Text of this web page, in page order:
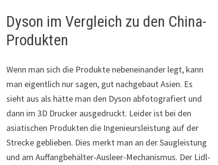
Dyson im Vergleich zu den China-
Produkten
Wenn man sich die Produkte nebeneinander legt, kann
man eigentlich nur sagen, gut nachgebaut Asien. Es
sieht aus als hätte man den Dyson abfotografiert und
dann im 3D Drucker ausgedruckt. Leider ist bei den
asiatischen Produkten die Ingenieursleistung auf der
Strecke geblieben. Dies merkt man an der Saugleistung
und am Auffangbehälter-Ausleer-Mechanismus. Der Lidl-